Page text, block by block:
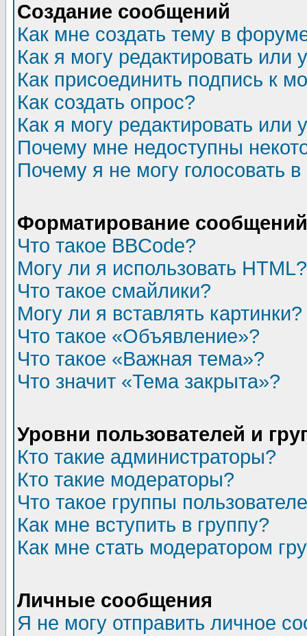
Создание сообщений
Как мне создать тему в
Как я могу редактировать или
Как присоединить подпись к
Как создать опрос?
Как я могу редактировать или
Почему мне недоступны
Почему я не могу голосовать
Форматирование
Что такое BBCode?
Могу ли я использовать HTML?
Что такое смайлики?
Могу ли я вставлять картинки?
Что такое «Объявление»?
Что такое «Важная тема»?
Что значит «Тема закрыта»?
Уровни пользователей и
Кто такие администраторы?
Кто такие модераторы?
Что такое группы
Как мне вступить в группу?
Как мне стать модератором
Личные сообщения
Я не могу отправить личное